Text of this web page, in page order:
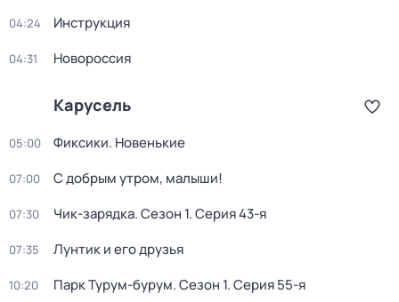
04:24 Инструкция
04:31 Новороссия
Карусель
05:00 Фиксики. Новенькие
07:00 С добрым утром, малыши!
07:30 Чик-зарядка. Сезон 1. Серия 43-я
07:35 Лунтик и его друзья
10:20 Парк Турум-бурум. Сезон 1. Серия 55-я